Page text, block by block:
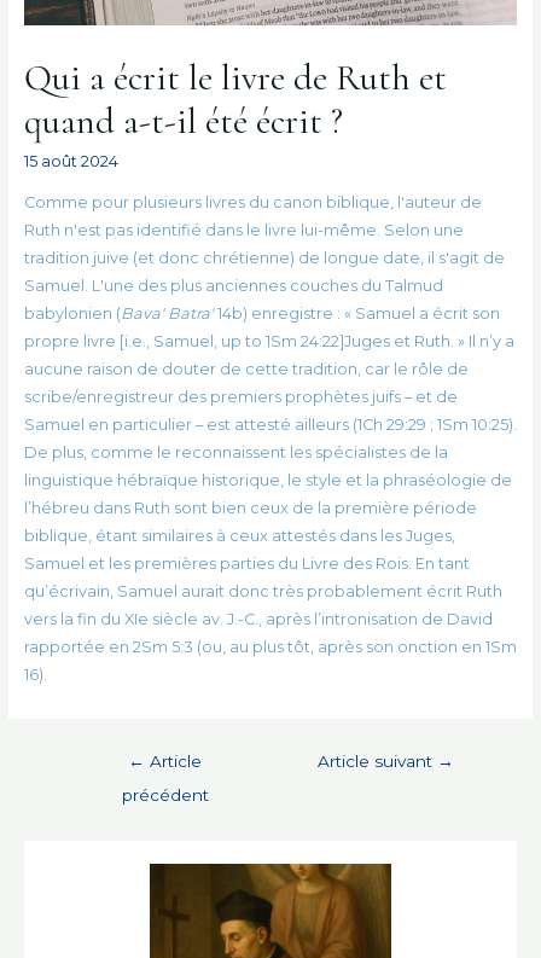
Qui a écrit le livre de Ruth et
quand a-t-il été écrit ?
15 août 2024
Comme pour plusieurs livres du canon biblique, l'auteur de
Ruth n'est pas identifié dans le livre lui-même. Selon une
tradition juive (et donc chrétienne) de longue date, il s'agit de
Samuel. L'une des plus anciennes couches du Talmud
babylonien (Bava' Batra'14b) enregistre : « Samuel a écrit son
propre livre [i.e., Samuel, up to 1Sm 24:22]Juges et Ruth. » Il n’y a
aucune raison de douter de cette tradition, car le rôle de
scribe/enregistreur des premiers prophètes juifs – et de
Samuel en particulier – est attesté ailleurs (1Ch 29:29 ; 1Sm 10:25).
De plus, comme le reconnaissent les spécialistes de la
linguistique hébraïque historique, le style et la phraséologie de
l’hébreu dans Ruth sont bien ceux de la première période
biblique, étant similaires à ceux attestés dans les Juges,
Samuel et les premières parties du Livre des Rois. En tant
qu’écrivain, Samuel aurait donc très probablement écrit Ruth
vers la fin du XIe siècle av. J.-C., après l’intronisation de David
rapportée en 2Sm 5:3 (ou, au plus tôt, après son onction en 1Sm
16).
← Article
précédent
Article suivant →